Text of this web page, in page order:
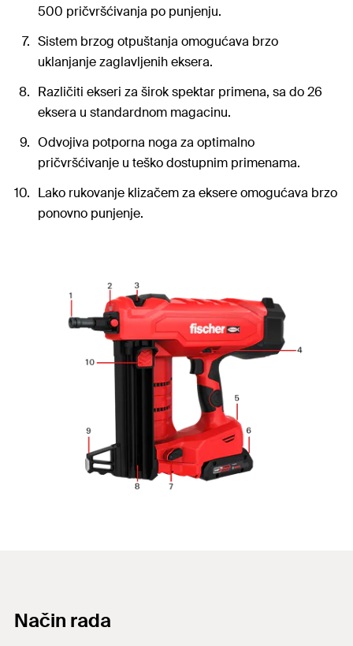
500 pričvršćivanja po punjenju.
Sistem brzog otpuštanja omogućava brzo
uklanjanje zaglavljenih eksera.
Različiti ekseri za širok spektar primena, sa do 26
eksera u standardnom magacinu.
Odvojiva potporna noga za optimalno
pričvršćivanje u teško dostupnim primenama.
Lako rukovanje klizačem za eksere omogućava brzo
ponovno punjenje.
Način rada